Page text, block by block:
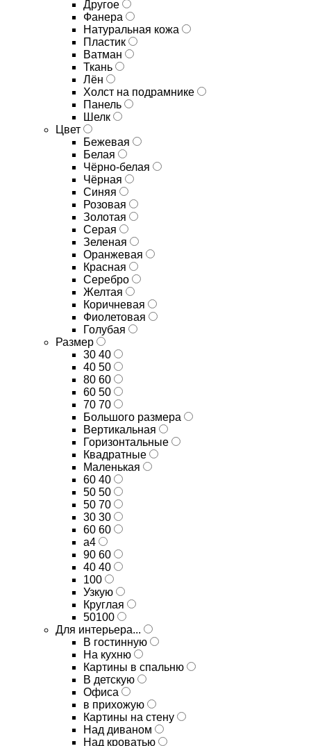
Другое
Фанера
Натуральная кожа
Пластик
Ватман
Ткань
Лён
Холст на подрамнике
Панель
Шелк
Цвет
Бежевая
Белая
Чёрно-белая
Чёрная
Синяя
Розовая
Золотая
Серая
Зеленая
Оранжевая
Красная
Серебро
Желтая
Коричневая
Фиолетовая
Голубая
Размер
30 40
40 50
80 60
60 50
70 70
Большого размера
Вертикальная
Горизонтальные
Квадратные
Маленькая
60 40
50 50
50 70
30 30
60 60
а4
90 60
40 40
100
Узкую
Круглая
50100
Для интерьера...
В гостинную
На кухню
Картины в спальню
В детскую
Офиса
в прихожую
Картины на стену
Над диваном
Над кроватью